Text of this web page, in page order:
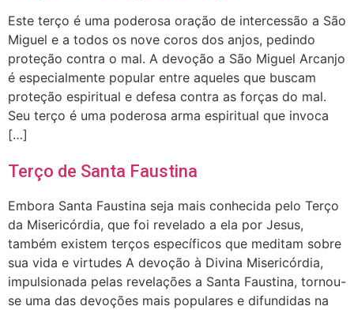
Este terço é uma poderosa oração de intercessão a São
Miguel e a todos os nove coros dos anjos, pedindo
proteção contra o mal. A devoção a São Miguel Arcanjo
é especialmente popular entre aqueles que buscam
proteção espiritual e defesa contra as forças do mal.
Seu terço é uma poderosa arma espiritual que invoca
[…]
Terço de Santa Faustina
Embora Santa Faustina seja mais conhecida pelo Terço
da Misericórdia, que foi revelado a ela por Jesus,
também existem terços específicos que meditam sobre
sua vida e virtudes A devoção à Divina Misericórdia,
impulsionada pelas revelações a Santa Faustina, tornou-
se uma das devoções mais populares e difundidas na